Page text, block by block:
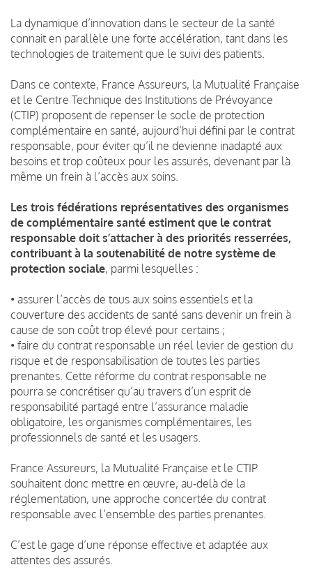
La dynamique d’innovation dans le secteur de la santé
connait en parallèle une forte accélération, tant dans les
technologies de traitement que le suivi des patients.
Dans ce contexte, France Assureurs, la Mutualité Française
et le Centre Technique des Institutions de Prévoyance
(CTIP) proposent de repenser le socle de protection
complémentaire en santé, aujourd’hui défini par le contrat
responsable, pour éviter qu’il ne devienne inadapté aux
besoins et trop coûteux pour les assurés, devenant par là
même un frein à l’accès aux soins.
Les trois fédérations représentatives des organismes
de complémentaire santé estiment que le contrat
responsable doit s’attacher à des priorités resserrées,
contribuant à la soutenabilité de notre système de
protection sociale, parmi lesquelles :
• assurer l’accès de tous aux soins essentiels et la
couverture des accidents de santé sans devenir un frein à
cause de son coût trop élevé pour certains ;
• faire du contrat responsable un réel levier de gestion du
risque et de responsabilisation de toutes les parties
prenantes. Cette réforme du contrat responsable ne
pourra se concrétiser qu’au travers d’un esprit de
responsabilité partagé entre l’assurance maladie
obligatoire, les organismes complémentaires, les
professionnels de santé et les usagers.
France Assureurs, la Mutualité Française et le CTIP
souhaitent donc mettre en œuvre, au-delà de la
réglementation, une approche concertée du contrat
responsable avec l’ensemble des parties prenantes.
C’est le gage d’une réponse effective et adaptée aux
attentes des assurés.